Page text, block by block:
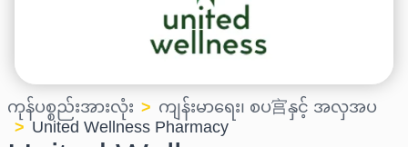
ကုန်ပစ္စည်းအားလုံး ကျန်းမာရေး၊ စပ宫နှင့် အလှအပ
United Wellness Pharmacy